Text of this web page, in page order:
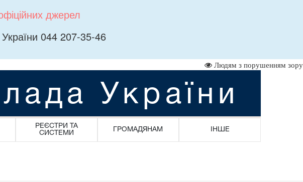
джерел
044 207-35-46
Людям з порушенням зору
України
РЕЄСТРИ ТА
СИСТЕМИ
ГРОМАДЯНАМ ІНШЕ